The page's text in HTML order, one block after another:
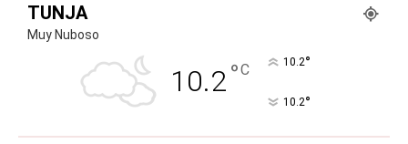
TUNJA
Muy Nuboso
10.2°C 10.2°
10.2°